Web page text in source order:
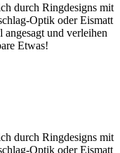
durch Ringdesigns mit
Optik oder Eismatt
angesagt und verleihen
Etwas!
durch Ringdesigns mit
Optik oder Eismatt